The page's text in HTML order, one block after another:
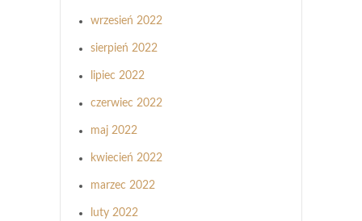
wrzesień 2022
sierpień 2022
lipiec 2022
czerwiec 2022
maj 2022
kwiecień 2022
marzec 2022
luty 2022